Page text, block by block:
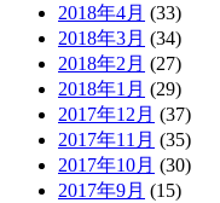
2018年4月 (33)
2018年3月 (34)
2018年2月 (27)
2018年1月 (29)
2017年12月 (37)
2017年11月 (35)
2017年10月 (30)
2017年9月 (15)